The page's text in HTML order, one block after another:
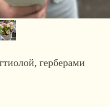
герберами